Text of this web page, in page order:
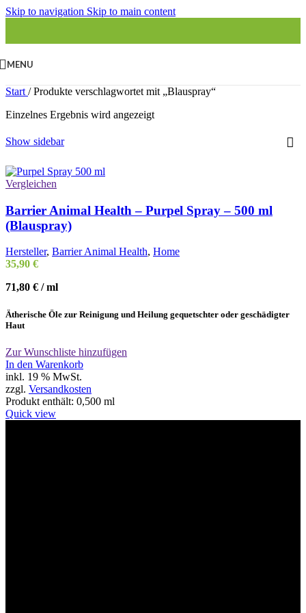
Skip to navigation Skip to main content
MENU
Start / Produkte verschlagwortet mit „Blauspray“
Einzelnes Ergebnis wird angezeigt
Show sidebar
Vergleichen
Barrier Animal Health – Purpel Spray – 500 ml
(Blauspray)
Hersteller, Barrier Animal Health, Home
35,90 €
71,80 € /ml
Ätherische Öle zur Reinigung und Heilung gequetschter oder geschädigter
Haut
Zur Wunschliste hinzufügen
In den Warenkorb
inkl. 19 % MwSt.
zzgl. Versandkosten
Produkt enthält: 0,500 ml
Quick view